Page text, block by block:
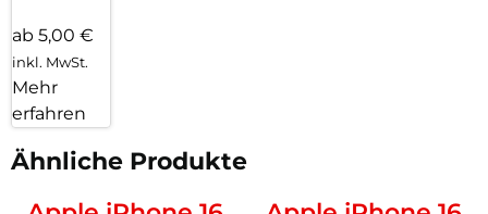
ab 5,00 €
inkl. MwSt.
Mehr
erfahren
Ähnliche Produkte